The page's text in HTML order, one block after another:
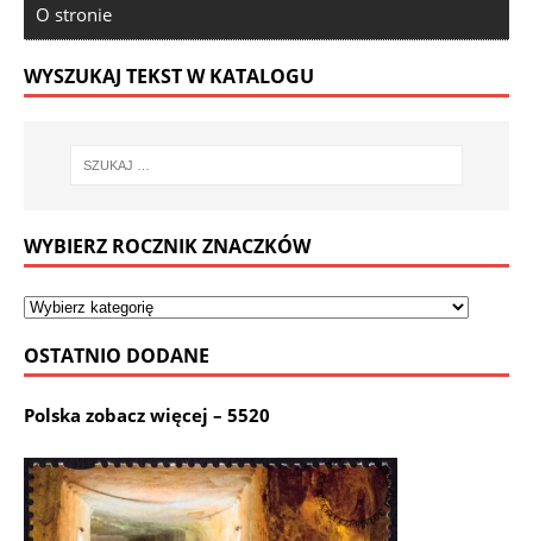
O stronie
WYSZUKAJ TEKST W KATALOGU
WYBIERZ ROCZNIK ZNACZKÓW
OSTATNIO DODANE
Polska zobacz więcej – 5520